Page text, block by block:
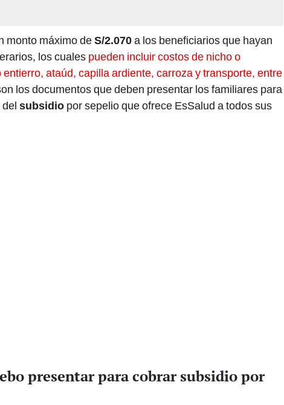
monto máximo deS/2.070a los beneficiarios que hayan
los cuales pueden incluir costos de nicho o
ataúd, capilla ardiente, carroza y transporte, entre
los documentos que deben presentar los familiares para
subsidio por sepelio que ofrece EsSalud a todos sus
presentar para cobrar subsidio por